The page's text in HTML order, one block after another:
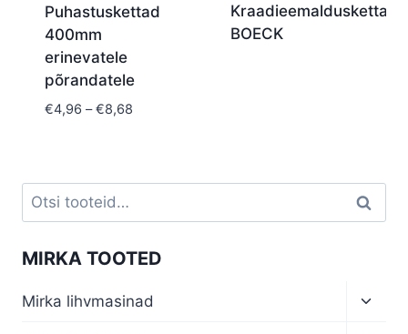
Puhastuskettad
400mm
erinevatele
põrandatele
€4,96 – €8,68Price
Kraadieemalduskettad
BOECK
Otsi: Otsi
MIRKA TOOTED
Mirka lihvmasinad